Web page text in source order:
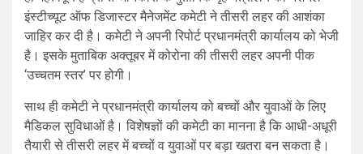
इंस्टीच्यूट ऑफ डिजास्टर मैनेजमेंट कमेटी ने तीसरी लहर की आशंका
जाहिर कर दी है। कमेटी ने अपनी रिपोर्ट प्रधानमंत्री कार्यालय को भेजी
है। इसके मुताबिक अक्तूबर में कोरोना की तीसरी लहर अपनी पीक
‘उच्चतम स्तर’ पर होगी।
साथ ही कमेटी ने प्रधानमंत्री कार्यालय को बच्चों और युवाओं के लिए
मैडिकल सुविधाओं है। विशेषज्ञों की कमेटी का मानना है कि आधी-अधूरी
तैयारी से तीसरी लहर में बच्चों व युवाओं पर बड़ा खतरा बन सकता है।